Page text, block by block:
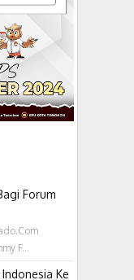
Forum
F...
Ke